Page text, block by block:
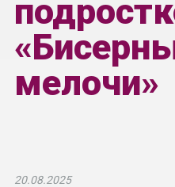
мелочи»
20.08.2025